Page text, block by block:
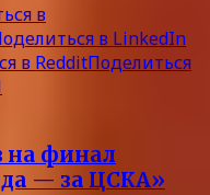
в
в LinkedIn
в RedditПоделиться
на финал
— за ЦСКА»